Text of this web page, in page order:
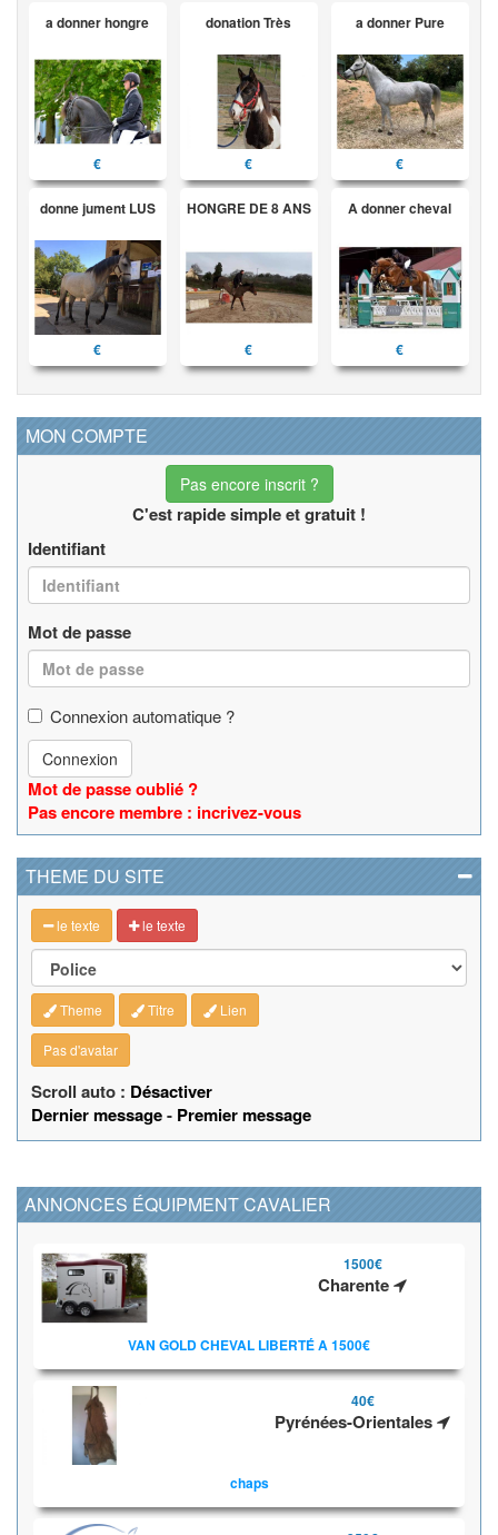
a donner hongre
€
donation Très
€
a donner Pure
€
donne jument LUS
€
HONGRE DE 8 ANS
€
A donner cheval
€
MON COMPTE
Pas encore inscrit ?
C'est rapide simple et gratuit !
Identifiant
Mot de passe
Connexion automatique ?
Connexion
Mot de passe oublié ?
Pas encore membre : incrivez-vous
THEME DU SITE
le texte le texte
Theme Titre Lien
Pas d'avatar
Scroll auto : Désactiver
Dernier message- Premier message
ANNONCES ÉQUIPMENT CAVALIER
1500€
Charente
VAN GOLD CHEVAL LIBERTÉ A 1500€
40€
Pyrénées-Orientales
chaps